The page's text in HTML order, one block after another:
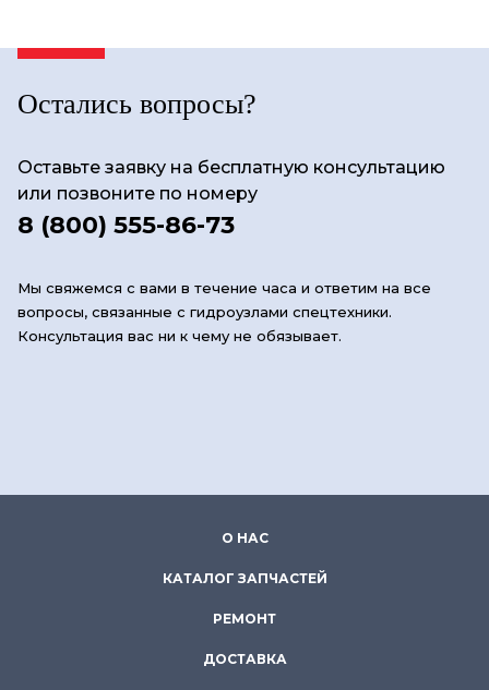
Остались вопросы?
Оставьте заявку на бесплатную консультацию
или позвоните по номеру
8 (800) 555-86-73
Мы свяжемся с вами в течение часа и ответим на все
вопросы, связанные с гидроузлами спецтехники.
Консультация вас ни к чему не обязывает.
О НАС
КАТАЛОГ ЗАПЧАСТЕЙ
РЕМОНТ
ДОСТАВКА